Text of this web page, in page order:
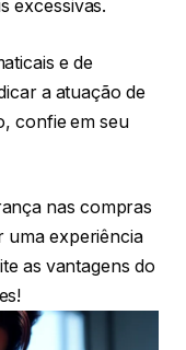
excessivas.
e de
a atuação de
confie em seu
nas compras
uma experiência
as vantagens do